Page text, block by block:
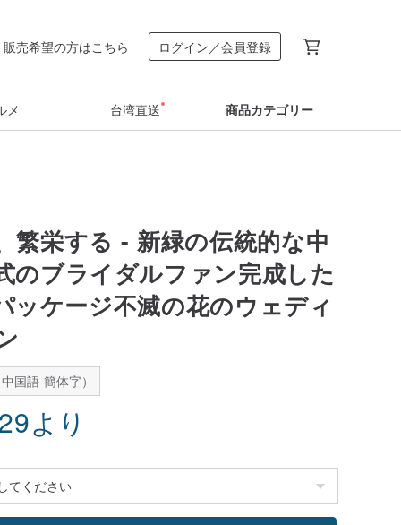
販売希望の方はこちら ログイン／会員登録
メ 台湾直送 商品カテゴリー
繁栄する - 新緑の伝統的な中
のブライダルファン完成した
ッケージ不滅の花のウェディ
国語-簡体字）
より